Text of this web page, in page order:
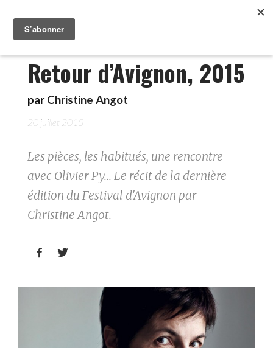
Retour d’Avignon, 2015
par Christine Angot
20 juillet 2015
Les pièces, les habitués, une rencontre
avec Olivier Py... Le récit de la dernière
édition du Festival d'Avignon par
Christine Angot.
 